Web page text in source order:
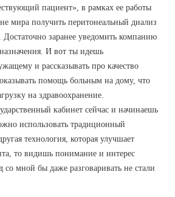
пациент», в рамках ее работы
мира получить перитонеальный диализ
Достаточно заранее уведомить компанию
И вот ты идешь
и рассказывать про качество
помощь больным на дому, что
на здравоохранение.
кабинет сейчас и начинаешь
использовать традиционный
технология, которая улучшает
то видишь понимание и интерес
со мной бы даже разговаривать не стали